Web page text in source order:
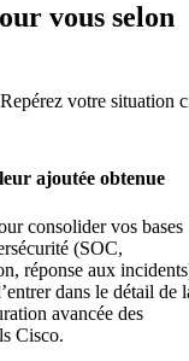
vous selon
votre situation
ajoutée obtenue
consolider vos bases
(SOC,
réponse aux
dans le détail de
avancée des
Cisco.